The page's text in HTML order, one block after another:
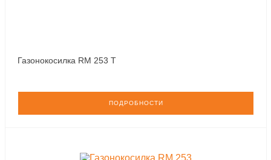
Газонокосилка RM 253 T
ПОДРОБНОСТИ